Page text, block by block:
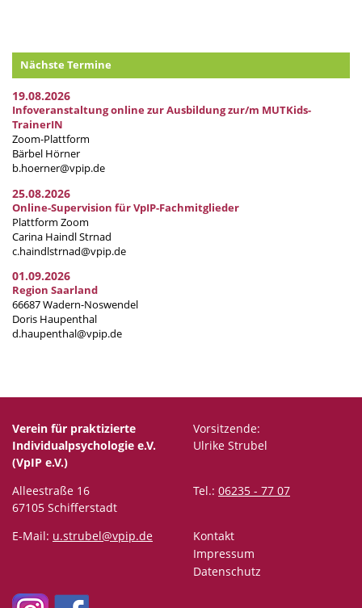
Nächste Termine
19.08.2026
Infoveranstaltung online zur Ausbildung zur/m MUTKids-
TrainerIN
Zoom-Plattform
Bärbel Hörner
b.hoerner@vpip.de
25.08.2026
Online-Supervision für VpIP-Fachmitglieder
Plattform Zoom
Carina Haindl Strnad
c.haindlstrnad@vpip.de
01.09.2026
Region Saarland
66687 Wadern-Noswendel
Doris Haupenthal
d.haupenthal@vpip.de
Verein für praktizierte
Individualpsychologie e.V.
(VpIP e.V.)
Vorsitzende:
Ulrike Strubel
Alleestraße 16
67105 Schifferstadt
Tel.: 06235 - 77 07
E-Mail: u.strubel@vpip.de
Kontakt
Impressum
Datenschutz